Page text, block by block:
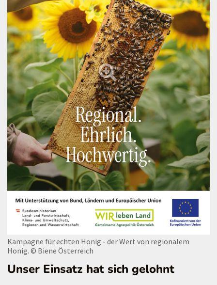
Kampagne für echten Honig - der Wert von regionalem
Honig. © Biene Österreich
Unser Einsatz hat sich gelohnt